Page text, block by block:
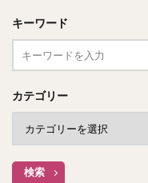
キーワード
カテゴリー
検索